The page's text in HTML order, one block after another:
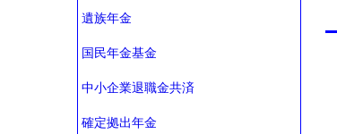
遺族年金
国民年金基金
中小企業退職金共済
確定拠出年金